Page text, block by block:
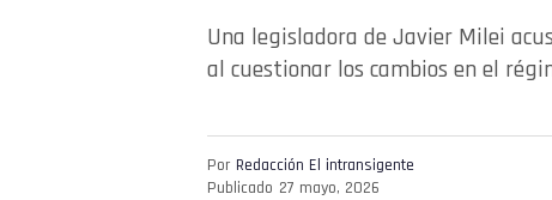
Una legisladora de Javier Milei
al cuestionar los cambios en el
Por Redacción El intransigente
Publicado 27 mayo, 2026